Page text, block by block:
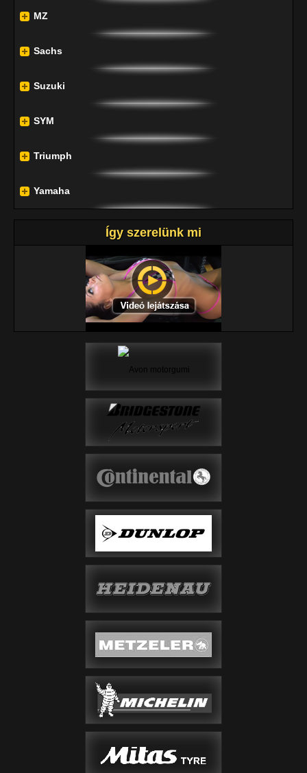
MZ
Sachs
Suzuki
SYM
Triumph
Yamaha
Így szerelünk mi